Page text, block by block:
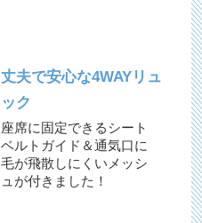
丈夫で安心な4WAYリュ
ック
座席に固定できるシート
ベルトガイド＆通気口に
毛が飛散しにくいメッシ
ュが付きました！